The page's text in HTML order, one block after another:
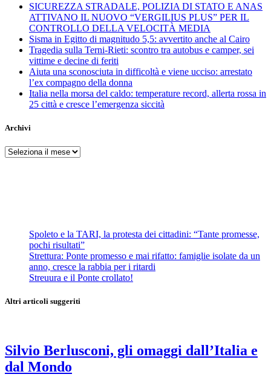
SICUREZZA STRADALE, POLIZIA DI STATO E ANAS
ATTIVANO IL NUOVO “VERGILIUS PLUS” PER IL
CONTROLLO DELLA VELOCITÀ MEDIA
Sisma in Egitto di magnitudo 5,5: avvertito anche al Cairo
Tragedia sulla Terni-Rieti: scontro tra autobus e camper, sei
vittime e decine di feriti
Aiuta una sconosciuta in difficoltà e viene ucciso: arrestato
l’ex compagno della donna
Italia nella morsa del caldo: temperature record, allerta rossa in
25 città e cresce l’emergenza siccità
Archivi
Archivi
Spoleto e la TARI, la protesta dei cittadini: “Tante promesse,
pochi risultati”
Strettura: Ponte promesso e mai rifatto: famiglie isolate da un
anno, cresce la rabbia per i ritardi
Streuura e il Ponte crollato!
Altri articoli suggeriti
Silvio Berlusconi, gli omaggi dall’Italia e
dal Mondo